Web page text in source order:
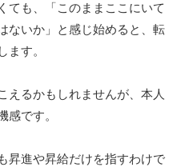
ても、「このままここにいて
ないか」と感じ始めると、転
す。
えるかもしれませんが、本人
です。
昇進や昇給だけを指すわけで